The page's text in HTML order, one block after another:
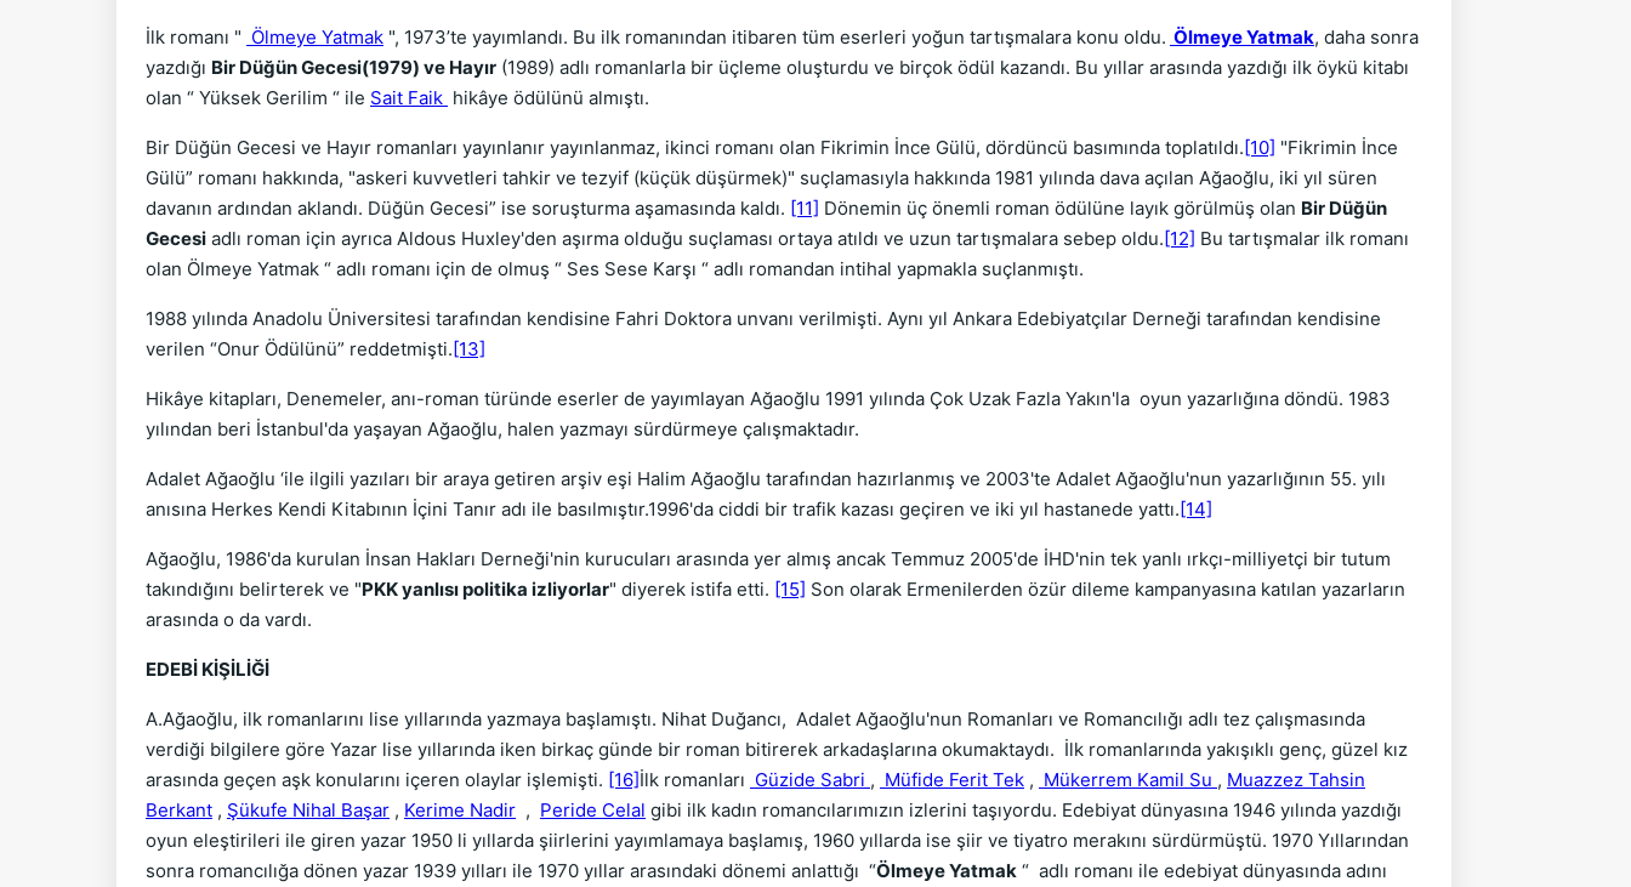
İlk romanı " Ölmeye Yatmak ", 1973’te yayımlandı. Bu ilk romanından itibaren tüm eserleri yoğun tartışmalara konu oldu. Ölmeye Yatmak, daha sonra
yazdığı Bir Düğün Gecesi(1979) ve Hayır (1989) adlı romanlarla bir üçleme oluşturdu ve birçok ödül kazandı. Bu yıllar arasında yazdığı ilk öykü kitabı
olan “ Yüksek Gerilim “ ile Sait Faik hikâye ödülünü almıştı.
Bir Düğün Gecesi ve Hayır romanları yayınlanır yayınlanmaz, ikinci romanı olan Fikrimin İnce Gülü, dördüncü basımında toplatıldı.[10] "Fikrimin İnce
Gülü” romanı hakkında, "askeri kuvvetleri tahkir ve tezyif (küçük düşürmek)" suçlamasıyla hakkında 1981 yılında dava açılan Ağaoğlu, iki yıl süren
davanın ardından aklandı. Düğün Gecesi” ise soruşturma aşamasında kaldı. [11] Dönemin üç önemli roman ödülüne layık görülmüş olan Bir Düğün
Gecesi adlı roman için ayrıca Aldous Huxley'den aşırma olduğu suçlaması ortaya atıldı ve uzun tartışmalara sebep oldu.[12] Bu tartışmalar ilk romanı
olan Ölmeye Yatmak “ adlı romanı için de olmuş “ Ses Sese Karşı “ adlı romandan intihal yapmakla suçlanmıştı.
1988 yılında Anadolu Üniversitesi tarafından kendisine Fahri Doktora unvanı verilmişti. Aynı yıl Ankara Edebiyatçılar Derneği tarafından kendisine
verilen “Onur Ödülünü” reddetmişti.[13]
Hikâye kitapları, Denemeler, anı-roman türünde eserler de yayımlayan Ağaoğlu 1991 yılında Çok Uzak Fazla Yakın'la oyun yazarlığına döndü. 1983
yılından beri İstanbul'da yaşayan Ağaoğlu, halen yazmayı sürdürmeye çalışmaktadır.
Adalet Ağaoğlu ‘ile ilgili yazıları bir araya getiren arşiv eşi Halim Ağaoğlu tarafından hazırlanmış ve 2003'te Adalet Ağaoğlu'nun yazarlığının 55. yılı
anısına Herkes Kendi Kitabının İçini Tanır adı ile basılmıştır.1996'da ciddi bir trafik kazası geçiren ve iki yıl hastanede yattı.[14]
Ağaoğlu, 1986'da kurulan İnsan Hakları Derneği'nin kurucuları arasında yer almış ancak Temmuz 2005'de İHD'nin tek yanlı ırkçı-milliyetçi bir tutum
takındığını belirterek ve "PKK yanlısı politika izliyorlar" diyerek istifa etti. [15] Son olarak Ermenilerden özür dileme kampanyasına katılan yazarların
arasında o da vardı.
EDEBİ KİŞİLİĞİ
A.Ağaoğlu, ilk romanlarını lise yıllarında yazmaya başlamıştı. Nihat Duğancı, Adalet Ağaoğlu'nun Romanları ve Romancılığı adlı tez çalışmasında
verdiği bilgilere göre Yazar lise yıllarında iken birkaç günde bir roman bitirerek arkadaşlarına okumaktaydı. İlk romanlarında yakışıklı genç, güzel kız
arasında geçen aşk konularını içeren olaylar işlemişti. [16]İlk romanları Güzide Sabri , Müfide Ferit Tek , Mükerrem Kamil Su , Muazzez Tahsin
Berkant , Şükufe Nihal Başar , Kerime Nadir , Peride Celal gibi ilk kadın romancılarımızın izlerini taşıyordu. Edebiyat dünyasına 1946 yılında yazdığı
oyun eleştirileri ile giren yazar 1950 li yıllarda şiirlerini yayımlamaya başlamış, 1960 yıllarda ise şiir ve tiyatro merakını sürdürmüştü. 1970 Yıllarından
sonra romancılığa dönen yazar 1939 yılları ile 1970 yıllar arasındaki dönemi anlattığı “Ölmeye Yatmak “ adlı romanı ile edebiyat dünyasında adını